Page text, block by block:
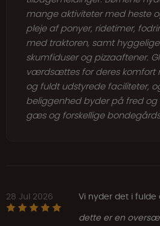
mange aktiviteter med heste
pleje af ponyer, ridetimer,
med traktoren, samt
skumfiduser og pizzaaftener.
værdsættes for deres komfort
og fuldt udstyrede faciliteter,
beliggenhed byder på fred
gæs og forskellige
28 Jul 2026
Vi nyder det i fulde
dette er en